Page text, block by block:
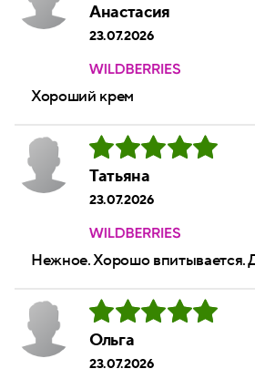
Анастасия
23.07.2026
Хороший крем
Татьяна
23.07.2026
Нежное. Хорошо впитывается.
Ольга
23.07.2026